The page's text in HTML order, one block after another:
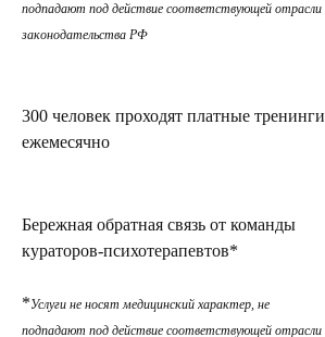
подпадают под действие соответствующей отрасли
законодательства РФ
300 человек проходят платные тренинги
ежемесячно
Бережная обратная связь от команды
кураторов-психотерапевтов*
*Услуги не носят медицинский характер, не
подпадают под действие соответствующей отрасли